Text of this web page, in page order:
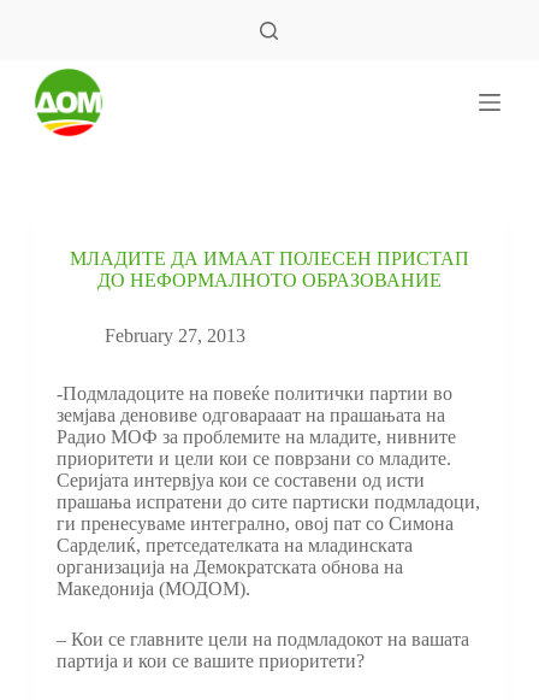
МЛАДИТЕ ДА ИМААТ ПОЛЕСЕН ПРИСТАП
ДО НЕФОРМАЛНОТО ОБРАЗОВАНИЕ
February 27, 2013
-Подмладоците на повеќе политички партии во
земјава деновиве одговарааат на прашањата на
Радио МОФ за проблемите на младите, нивните
приоритети и цели кои се поврзани со младите.
Серијата интервјуа кои се составени од исти
прашања испратени до сите партиски подмладоци,
ги пренесуваме интегрално, овој пат со Симона
Сарделиќ, претседателката на младинската
организација на Демократската обнова на
Македонија (МОДОМ).
– Кои се главните цели на подмладокот на вашата
партија и кои се вашите приоритети?